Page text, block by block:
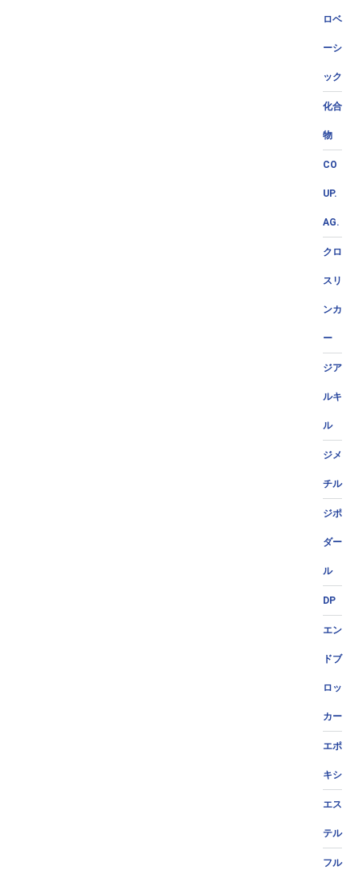
ロベ
ーシ
ック
化合
物
CO
UP.
AG.
クロ
スリ
ンカ
ー
ジア
ルキ
ル
ジメ
チル
ジポ
ダー
ル
DP
エン
ドブ
ロッ
カー
エポ
キシ
エス
テル
フル